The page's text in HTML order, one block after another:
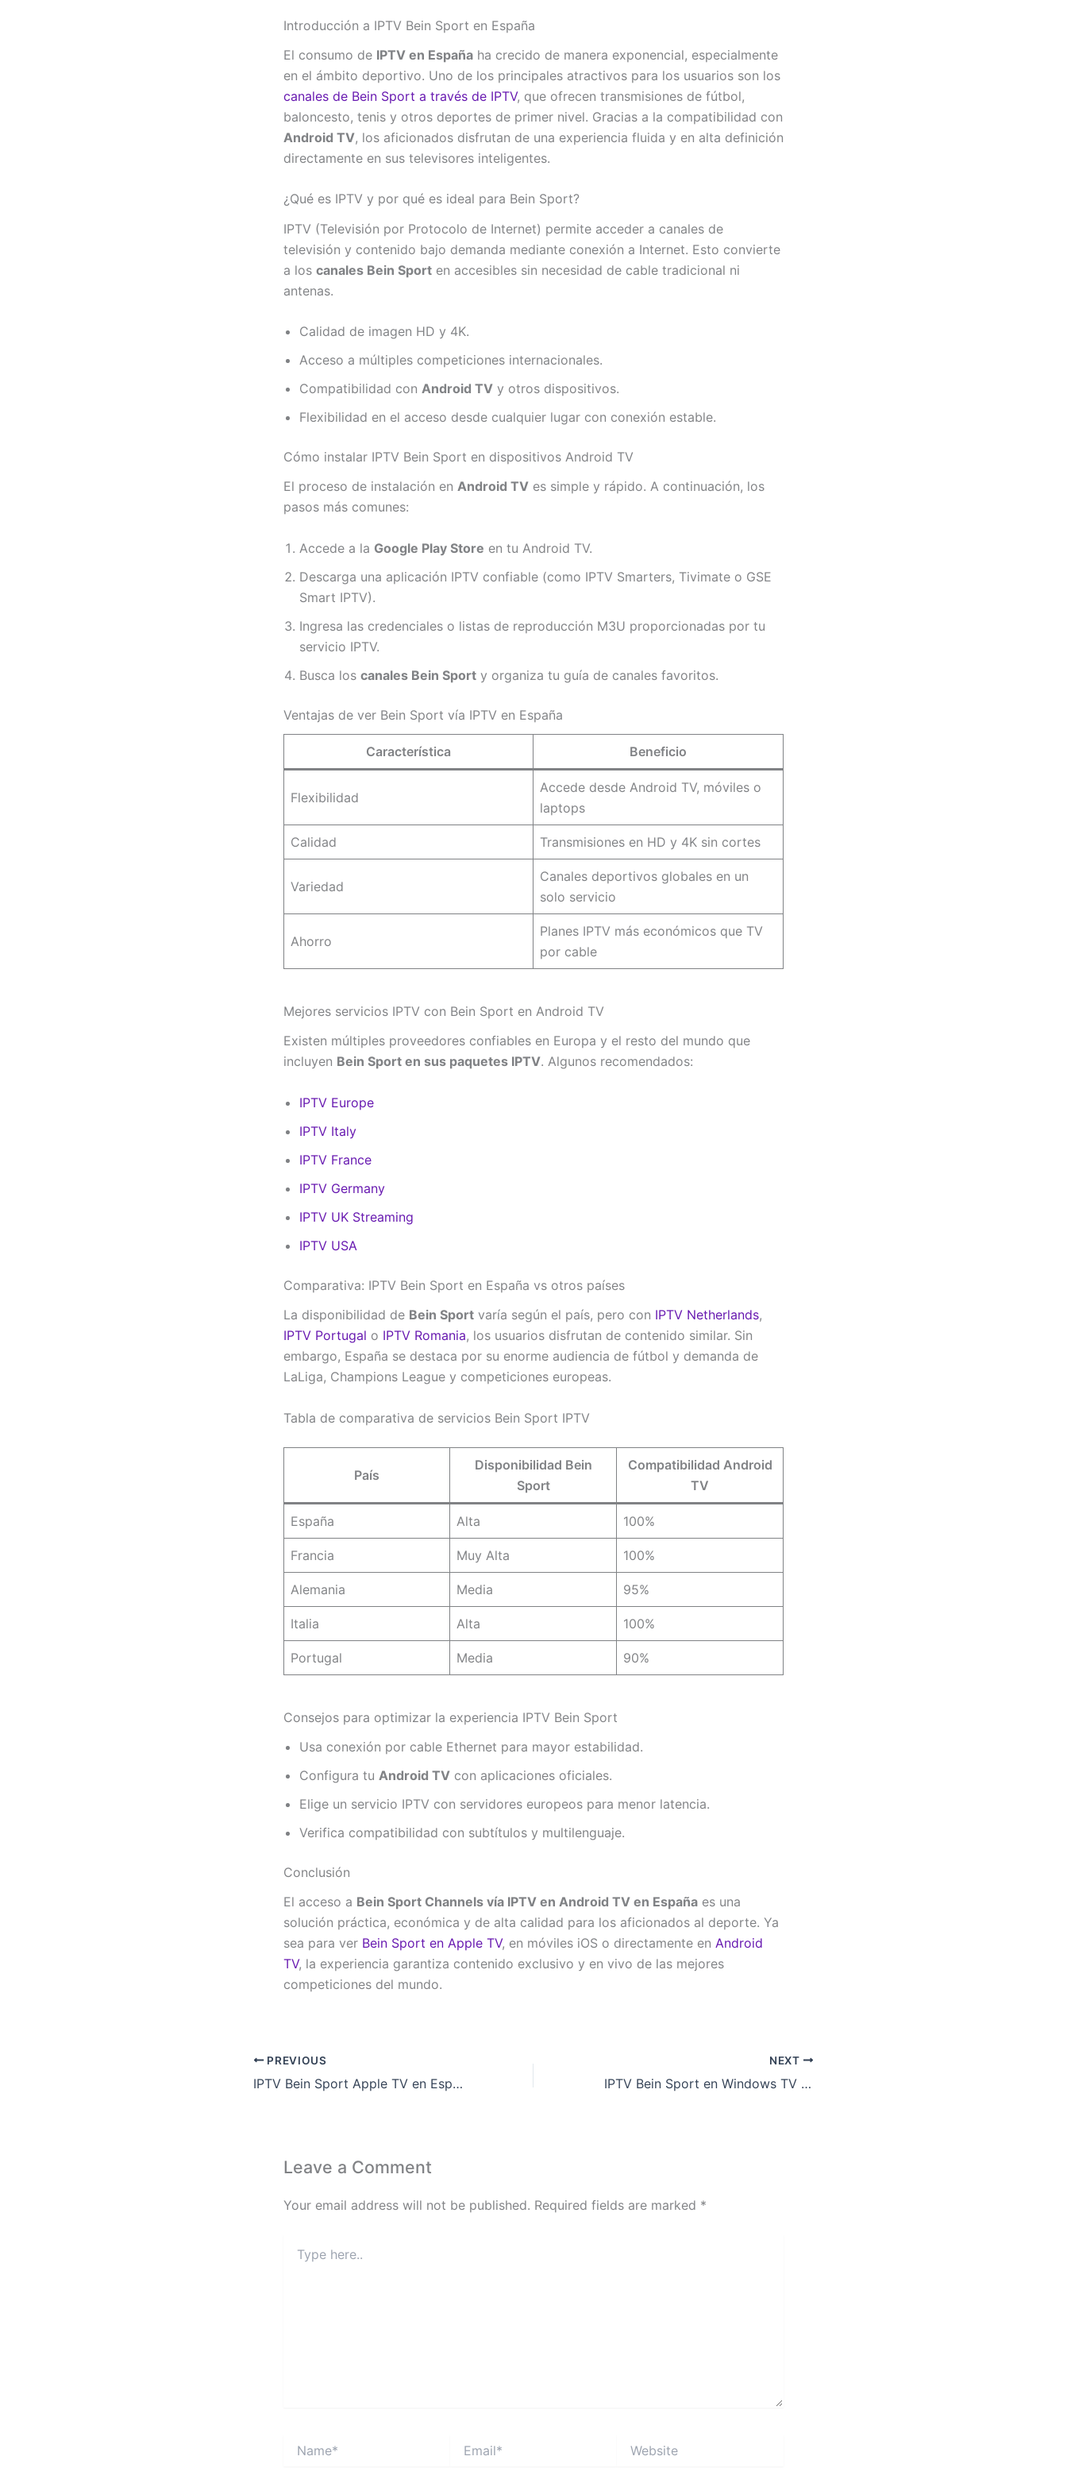
Introducción a IPTV Bein Sport en España
El consumo de IPTV en España ha crecido de manera exponencial, especialmente
en el ámbito deportivo. Uno de los principales atractivos para los usuarios son los
canales de Bein Sport a través de IPTV, que ofrecen transmisiones de fútbol,
baloncesto, tenis y otros deportes de primer nivel. Gracias a la compatibilidad con
Android TV, los aficionados disfrutan de una experiencia fluida y en alta definición
directamente en sus televisores inteligentes.
¿Qué es IPTV y por qué es ideal para Bein Sport?
IPTV (Televisión por Protocolo de Internet) permite acceder a canales de
televisión y contenido bajo demanda mediante conexión a Internet. Esto convierte
a los canales Bein Sport en accesibles sin necesidad de cable tradicional ni
antenas.
Calidad de imagen HD y 4K.
Acceso a múltiples competiciones internacionales.
Compatibilidad con Android TV y otros dispositivos.
Flexibilidad en el acceso desde cualquier lugar con conexión estable.
Cómo instalar IPTV Bein Sport en dispositivos Android TV
El proceso de instalación en Android TV es simple y rápido. A continuación, los
pasos más comunes:
Accede a la Google Play Store en tu Android TV.
Descarga una aplicación IPTV confiable (como IPTV Smarters, Tivimate o GSE
Smart IPTV).
Ingresa las credenciales o listas de reproducción M3U proporcionadas por tu
servicio IPTV.
Busca los canales Bein Sport y organiza tu guía de canales favoritos.
Ventajas de ver Bein Sport vía IPTV en España
Característica Beneficio
Flexibilidad
Accede desde Android TV, móviles o
laptops
Calidad Transmisiones en HD y 4K sin cortes
Variedad
Canales deportivos globales en un
solo servicio
Ahorro
Planes IPTV más económicos que TV
por cable
Mejores servicios IPTV con Bein Sport en Android TV
Existen múltiples proveedores confiables en Europa y el resto del mundo que
incluyen Bein Sport en sus paquetes IPTV. Algunos recomendados:
IPTV Europe
IPTV Italy
IPTV France
IPTV Germany
IPTV UK Streaming
IPTV USA
Comparativa: IPTV Bein Sport en España vs otros países
La disponibilidad de Bein Sport varía según el país, pero con IPTV Netherlands,
IPTV Portugal o IPTV Romania, los usuarios disfrutan de contenido similar. Sin
embargo, España se destaca por su enorme audiencia de fútbol y demanda de
LaLiga, Champions League y competiciones europeas.
Tabla de comparativa de servicios Bein Sport IPTV
País
Disponibilidad Bein
Sport
Compatibilidad Android
TV
España Alta 100%
Francia Muy Alta 100%
Alemania Media 95%
Italia Alta 100%
Portugal Media 90%
Consejos para optimizar la experiencia IPTV Bein Sport
Usa conexión por cable Ethernet para mayor estabilidad.
Configura tu Android TV con aplicaciones oficiales.
Elige un servicio IPTV con servidores europeos para menor latencia.
Verifica compatibilidad con subtítulos y multilenguaje.
Conclusión
El acceso a Bein Sport Channels vía IPTV en Android TV en España es una
solución práctica, económica y de alta calidad para los aficionados al deporte. Ya
sea para ver Bein Sport en Apple TV, en móviles iOS o directamente en Android
TV, la experiencia garantiza contenido exclusivo y en vivo de las mejores
competiciones del mundo.
PREVIOUS
IPTV Bein Sport Apple TV en España
NEXT
IPTV Bein Sport en Windows TV España
Leave a Comment
Your email address will not be published. Required fields are marked *
here..